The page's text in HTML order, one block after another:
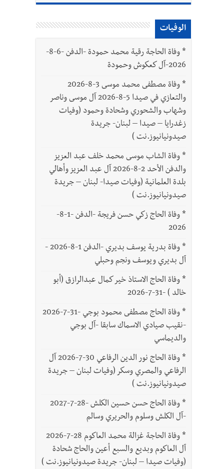
الوفيات
*
وفاة الحاجة رقية محمد حمودة -الدفن -6-8-
2026-آل كعكوش وحمودة
*
وفاة مصطفى محمد موسى 3-8-2026
والتعازي في صيدا 5-8-2026 آل موسى وناصر
وشهاب والشحوري وشحادة وحمود (وفيات
زغدرايا – صيدا – لبنان- جريدة
صيدونيانيوز.نت )
* وفاة الشاب موسى محمد خلف عبد العزيز
والدفن الأحد 2-8-2026 آل عبد العزيز وأهالي
بلدة العلمانية (وفيات صيدا- لبنان – جريدة
صيدونيانيوز.نت )
*
وفاة الحاج زكي حسن فريجة -الدفن -1-8-
2026
*
وفاة بدرية يوسف بديري -الدفن 1-8-2026 -
آل بديري ويوسف ونجم وحبلي
* وفاة الحاج الاستاذ خير كمال عبدالرازق (أبو
خالد ) -31-7-2026
*
وفاة الحاج مصطفى محمود بوجي -31-7-2026
-نقيب صيادي الاسماك سابقا -آل بوجي
والديماسي
*
وفاة الحاج نور الدين الرفاعي 30-7-2026 آل
الرفاعي والمصري وسكر (وفيات لبنان – جريدة
صيدونيانيوز.نت )
*
وفاة الحاج حسن حسين الكلش -28-7-2027
-آل الكلش وسلوم والحريري وسالم
*
وفاة الحاجة غزالة محمد العاكوم 28-7-2026
آل العاكوم وبديع والسبع أعين والحاج شحادة
(وفيات صيدا – لبنان- جريدة صيدونيانيوز.نت )